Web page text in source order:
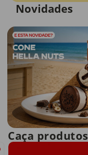
Novidades
Caça produtos